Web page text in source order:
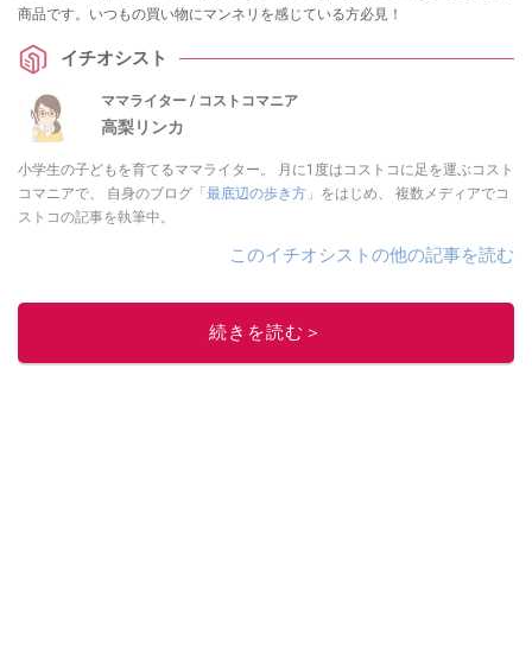
商品です。いつもの買い物にマンネリを感じている方必見！
イチオシスト
ママライター / コストコマニア
高梨リンカ
小学生の子どもを育てるママライター。 月に1度はコストコに足を運ぶコスト
コマニアで、 自身のブログ 「最底辺の歩き方」 をはじめ、 複数メディアでコ
ストコの記事を執筆中。
このイチオシストの他の記事を読む
続きを読む＞